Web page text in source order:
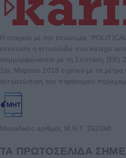
Η εταιρεία με την επωνυμία
επέκταση η ιστοσελίδα που κατέχει
συμμορφώνονται με τη Σύσταση (ΕΕ)
1ης Μαρτίου 2018 σχετικά με τα μέτρα
αντιμετώπιση του παράνομου
Μοναδικός αριθμός Μ.Η.Τ. 262048
ΤΑ ΠΡΩΤΟΣΕΛΙΔΑ